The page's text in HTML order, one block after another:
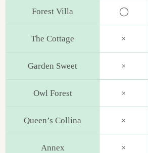
Forest Villa ◯
The Cottage ×
Garden Sweet ×
Owl Forest ×
Queen’s Collina ×
Annex ×